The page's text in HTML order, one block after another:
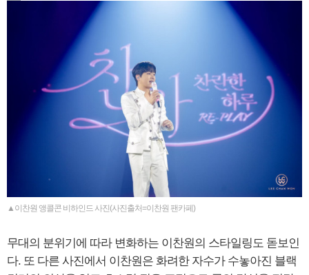
▲이찬원 앵콜콘 비하인드 사진(사진출처=이찬원 팬카페)
무대의 분위기에 따라 변화하는 이찬원의 스타일링도 돋보인
다. 또 다른 사진에서 이찬원은 화려한 자수가 수놓아진 블랙